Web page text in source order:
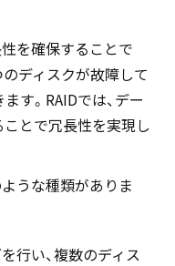
を確保することで
ディスクが故障して
す。RAIDでは、デー
とで冗長性を実現し
うな種類がありま
行い、複数のディス